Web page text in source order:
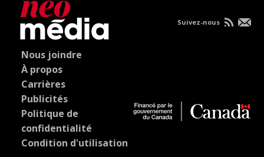
Nous joindre
À propos
Carrières
Publicités
Politique de
confidentialité
Condition d'utilisation
Suivez-nous